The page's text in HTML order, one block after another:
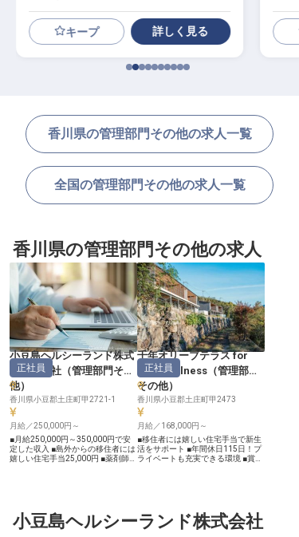
年2回
キープ 詳しく見る
実
香川県の管理部門その他の求人一覧
全国の管理部門その他の求人一覧
香川県の管理部門その他の求人
小豆島ヘルシーランド株式
会社 本社 （管理部門その
他）
正社員
香川県小豆郡土庄町甲2721-1
月給／250,000円～
■月給250,000円～350,000円で安
定した収入 ■島外からの移住者には
嬉しい住宅手当25,000円 ■薬剤師資
だけるよう、化粧品の品質保証と安
全管理を担う重要なお仕事です。
千年オリーブテラス for
your wellness （管理部門
その他）
正社員
香川県小豆郡土庄町甲2473
月給／168,000円～
■移住者には嬉しい住宅手当で新生
活をサポート ■年間休日115日！プ
ライベートも充実できる環境 ■賞与
栽培に携わるお仕事です。太陽の光
を浴びて育つオリーブのように、私
小豆島ヘルシーランド株式会社